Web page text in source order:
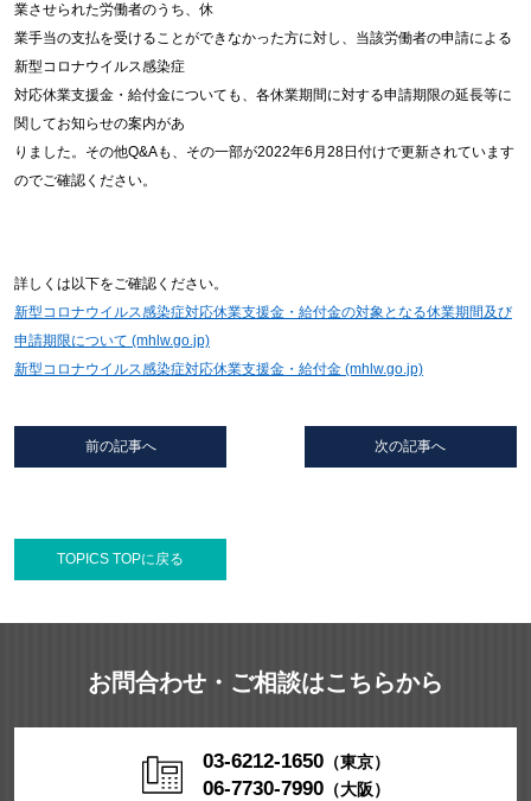
業させられた労働者のうち、休
業手当の支払を受けることができなかった方に対し、当該労働者の申請による
新型コロナウイルス感染症
対応休業支援金・給付金についても、各休業期間に対する申請期限の延長等に
関してお知らせの案内があ
りました。その他Q&Aも、その一部が2022年6月28日付けで更新されています
のでご確認ください。
詳しくは以下をご確認ください。
新型コロナウイルス感染症対応休業支援金・給付金の対象となる休業期間及び
申請期限について (mhlw.go.jp)
新型コロナウイルス感染症対応休業支援金・給付金 (mhlw.go.jp)
前の記事へ 次の記事へ
TOPICS TOPに戻る
お問合わせ・ご相談はこちらから
03-6212-1650（東京）
06-7730-7990（大阪）